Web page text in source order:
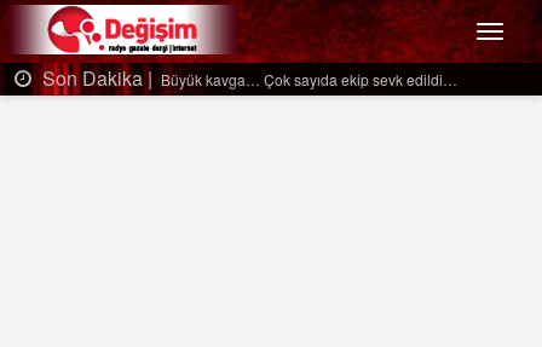
Menü
Son Dakika | Büyük kavga… Çok sayıda ekip sevk edildi…